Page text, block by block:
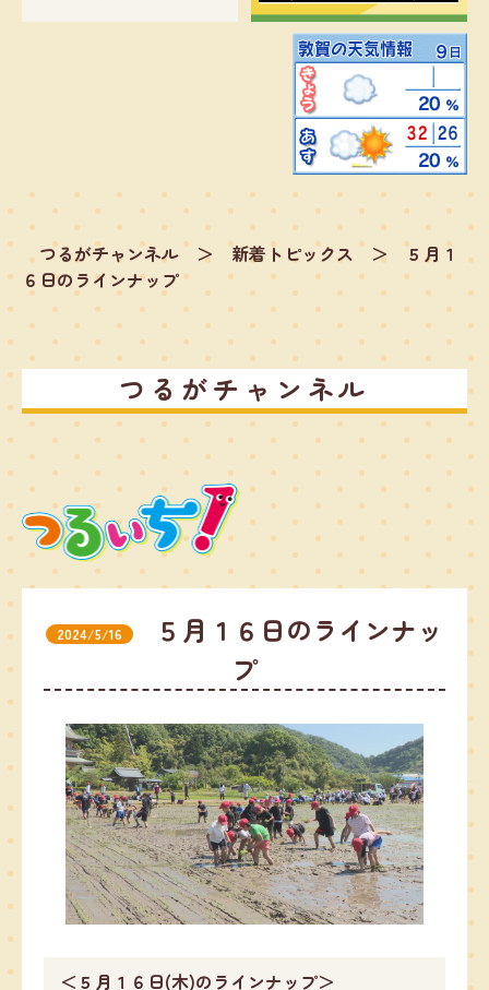
つるがチャンネル ＞ 新着トピックス ＞
５月１
６日のラインナップ
つるがチャンネル
2024/5/16
５月１６日のラインナッ
プ
＜５月１６日(木)のラインナップ＞